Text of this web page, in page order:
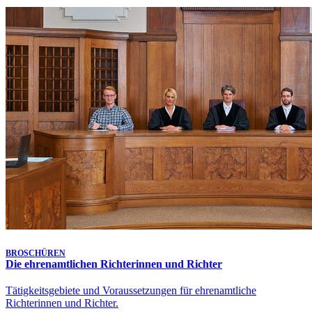
Klagen in bürgerlichen Rechtsstreitigkeiten - 9 Ca 4025/26
10. Aug. 2026, 09:00 Uhr
Aufgehoben!
Gütetermin
Klagen in bürgerlichen Rechtsstreitigkeiten - 9 Ca 4906/26
10. Aug. 2026, 09:10 Uhr
Gütetermin
Klagen in bürgerlichen Rechtsstreitigkeiten - 1 Ca 5148/26
10. Aug. 2026, 09:15 Uhr
Gütetermin
Klagen in bürgerlichen Rechtsstreitigkeiten - 9 Ca 4026/26
10. Aug. 2026, 09:20 Uhr
Gütetermin
Klagen in bürgerlichen Rechtsstreitigkeiten - 1 Ca 5468/26
10. Aug. 2026, 09:30 Uhr
Gütetermin
Klagen in bürgerlichen Rechtsstreitigkeiten - 1 Ca 3913/26
Letzte Aktualisierung:
7. Aug. 2026, 17:25 Uhr
BROSCHÜREN
Die ehrenamtlichen Richterinnen und Richter
Tätigkeitsgebiete und Voraussetzungen für ehrenamtliche
Richterinnen und Richter.